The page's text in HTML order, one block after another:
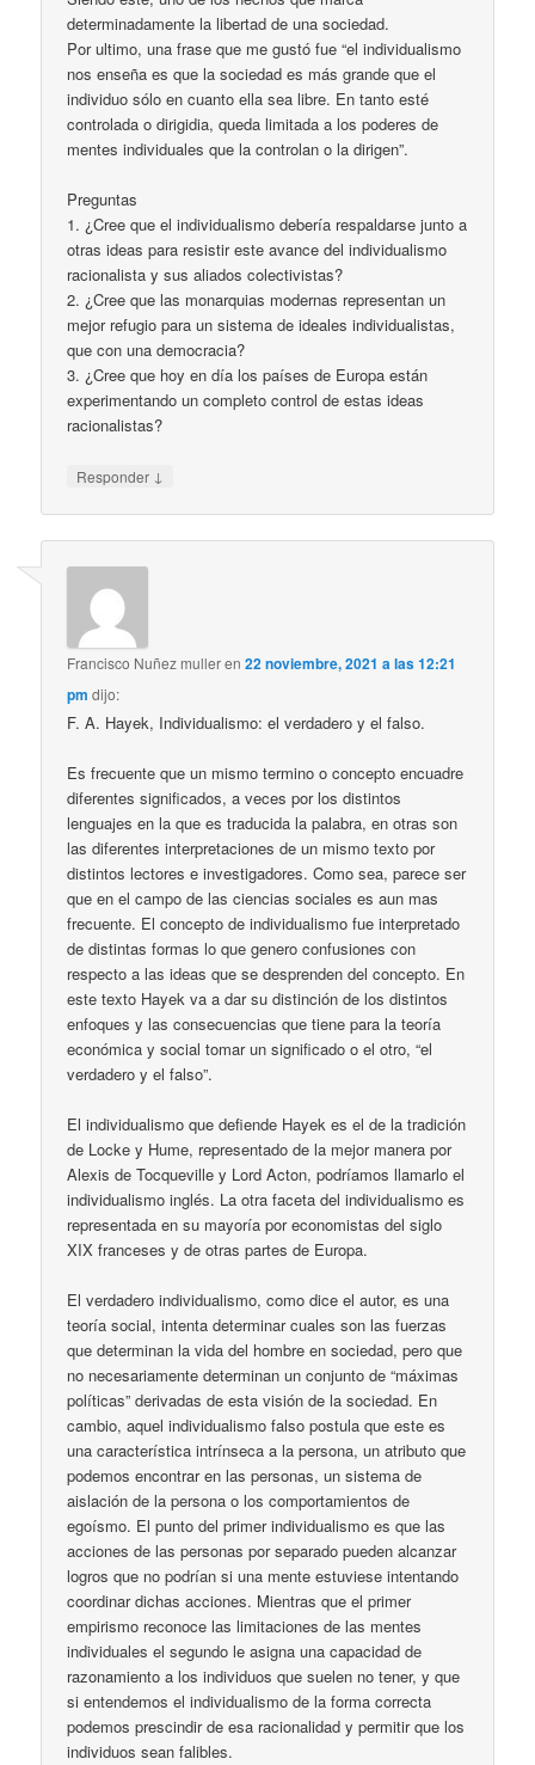
determinadamente la libertad de una sociedad.
Por ultimo, una frase que me gustó fue “el individualismo
nos enseña es que la sociedad es más grande que el
individuo sólo en cuanto ella sea libre. En tanto esté
controlada o dirigidia, queda limitada a los poderes de
mentes individuales que la controlan o la dirigen”.
Preguntas
1. ¿Cree que el individualismo debería respaldarse junto a
otras ideas para resistir este avance del individualismo
racionalista y sus aliados colectivistas?
2. ¿Cree que las monarquias modernas representan un
mejor refugio para un sistema de ideales individualistas,
que con una democracia?
3. ¿Cree que hoy en día los países de Europa están
experimentando un completo control de estas ideas
racionalistas?
Responder ↓
Francisco Nuñez mulleren22 noviembre, 2021 a las 12:21
pm dijo:
F. A. Hayek, Individualismo: el verdadero y el falso.
Es frecuente que un mismo termino o concepto encuadre
diferentes significados, a veces por los distintos
lenguajes en la que es traducida la palabra, en otras son
las diferentes interpretaciones de un mismo texto por
distintos lectores e investigadores. Como sea, parece ser
que en el campo de las ciencias sociales es aun mas
frecuente. El concepto de individualismo fue interpretado
de distintas formas lo que genero confusiones con
respecto a las ideas que se desprenden del concepto. En
este texto Hayek va a dar su distinción de los distintos
enfoques y las consecuencias que tiene para la teoría
económica y social tomar un significado o el otro, “el
verdadero y el falso”.
El individualismo que defiende Hayek es el de la tradición
de Locke y Hume, representado de la mejor manera por
Alexis de Tocqueville y Lord Acton, podríamos llamarlo el
individualismo inglés. La otra faceta del individualismo es
representada en su mayoría por economistas del siglo
XIX franceses y de otras partes de Europa.
El verdadero individualismo, como dice el autor, es una
teoría social, intenta determinar cuales son las fuerzas
que determinan la vida del hombre en sociedad, pero que
no necesariamente determinan un conjunto de “máximas
políticas” derivadas de esta visión de la sociedad. En
cambio, aquel individualismo falso postula que este es
una característica intrínseca a la persona, un atributo que
podemos encontrar en las personas, un sistema de
aislación de la persona o los comportamientos de
egoísmo. El punto del primer individualismo es que las
acciones de las personas por separado pueden alcanzar
logros que no podrían si una mente estuviese intentando
coordinar dichas acciones. Mientras que el primer
empirismo reconoce las limitaciones de las mentes
individuales el segundo le asigna una capacidad de
razonamiento a los individuos que suelen no tener, y que
si entendemos el individualismo de la forma correcta
podemos prescindir de esa racionalidad y permitir que los
individuos sean falibles.